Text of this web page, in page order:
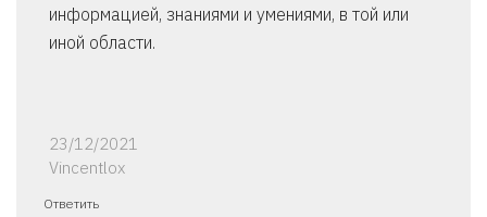
информацией, знаниями и умениями, в той или
иной области.
23/12/2021
Vincentlox
Ответить